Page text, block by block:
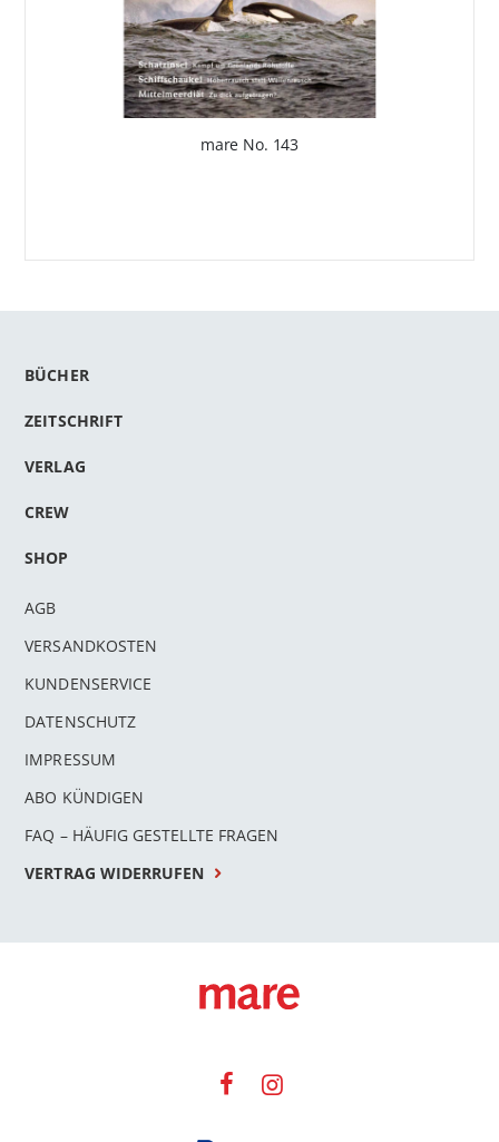
mare No. 143
BÜCHER
ZEITSCHRIFT
VERLAG
CREW
SHOP
AGB
VERSANDKOSTEN
KUNDENSERVICE
DATENSCHUTZ
IMPRESSUM
ABO KÜNDIGEN
FAQ – HÄUFIG GESTELLTE FRAGEN
VERTRAG WIDERRUFEN